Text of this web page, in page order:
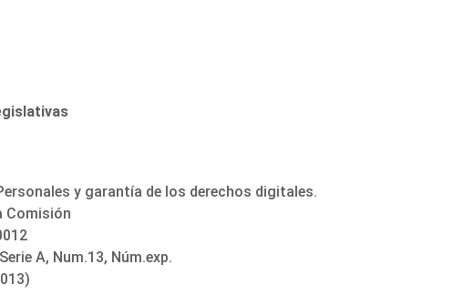
y garantía de los derechos digitales.
Comisión
A, Num.13, Núm.exp.